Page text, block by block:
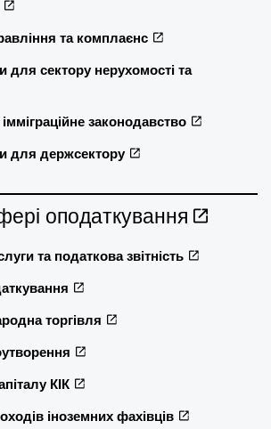
та комплаєнс
для сектору нерухомості та
законодавство
для держсектору
оподаткування
та податкова звітність
торгівля
КІК
іноземних фахівців